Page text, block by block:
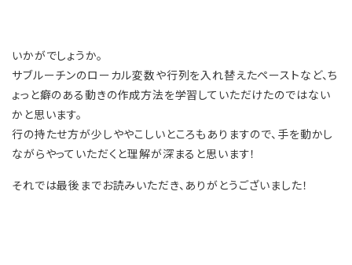
いかがでしょうか。
サブルーチンのローカル変数や行列を入れ替えたペーストなど、ち
ょっと癖のある動きの作成方法を学習していただけたのではない
かと思います。
行の持たせ方が少しややこしいところもありますので、手を動かし
ながらやっていただくと理解が深まると思います！
それでは最後までお読みいただき、ありがとうございました！